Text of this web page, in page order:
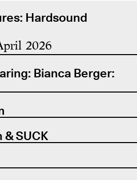
Hardsound
2026
Bianca Berger:
& SUCK